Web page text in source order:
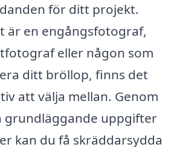
för ditt projekt.
är en engångsfotograf,
eller någon som
ditt bröllop, finns det
att välja mellan. Genom
grundläggande uppgifter
kan du få skräddarsydda